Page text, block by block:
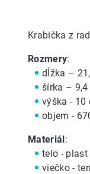
Krabička z
Rozmery:
dĺžka –
šírka – 9,4
výška - 10
objem -
Materiál:
telo - plast
viečko -